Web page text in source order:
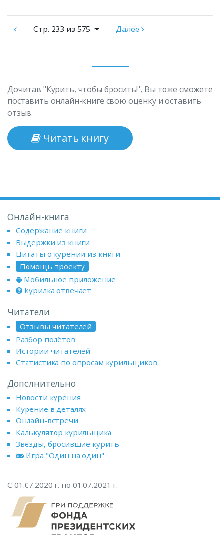
Стр. 233 из 575 Далее
Дочитав "Курить, чтобы бросить!", Вы тоже сможете
поставить онлайн-книге свою оценку и оставить
отзыв.
Читать книгу
Онлайн-книга
Содержание книги
Выдержки из книги
Цитаты о курении из книги
Помощь проекту
Мобильное приложение
Курилка отвечает
Читатели
Отзывы читателей
Разбор полётов
Истории читателей
Статистика по опросам курильщиков
Дополнительно
Новости курения
Курение в деталях
Онлайн-встречи
Калькулятор курильщика
Звёзды, бросившие курить
Игра "Один на один"
С 01.07.2020 г. по 01.07.2021 г.